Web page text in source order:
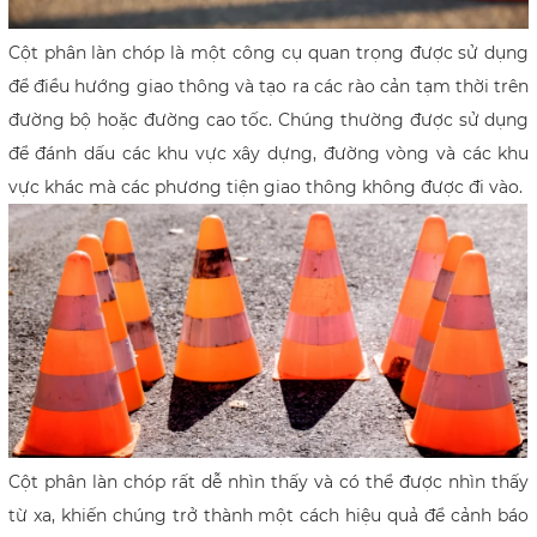
Cột phân làn chóp là một công cụ quan trọng được sử dụng
để điều hướng giao thông và tạo ra các rào cản tạm thời trên
đường bộ hoặc đường cao tốc. Chúng thường được sử dụng
để đánh dấu các khu vực xây dựng, đường vòng và các khu
vực khác mà các phương tiện giao thông không được đi vào.
Cột phân làn chóp rất dễ nhìn thấy và có thể được nhìn thấy
từ xa, khiến chúng trở thành một cách hiệu quả để cảnh báo